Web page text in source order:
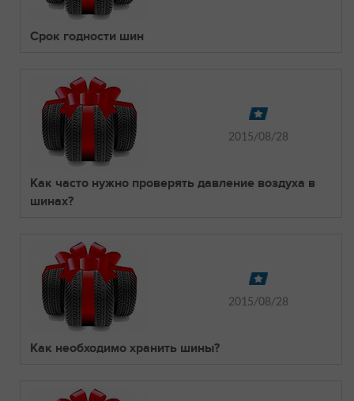
Срок годности шин
2015/08/28
Как часто нужно проверять давление воздуха в
шинах?
2015/08/28
Как необходимо хранить шины?